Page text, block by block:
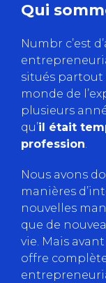
Qui
Numbr c’est
situés partout
monde de
plusieurs
qu’il était
profession.
Nous avons
manières
nouvelles
que de
vie. Mais
offre